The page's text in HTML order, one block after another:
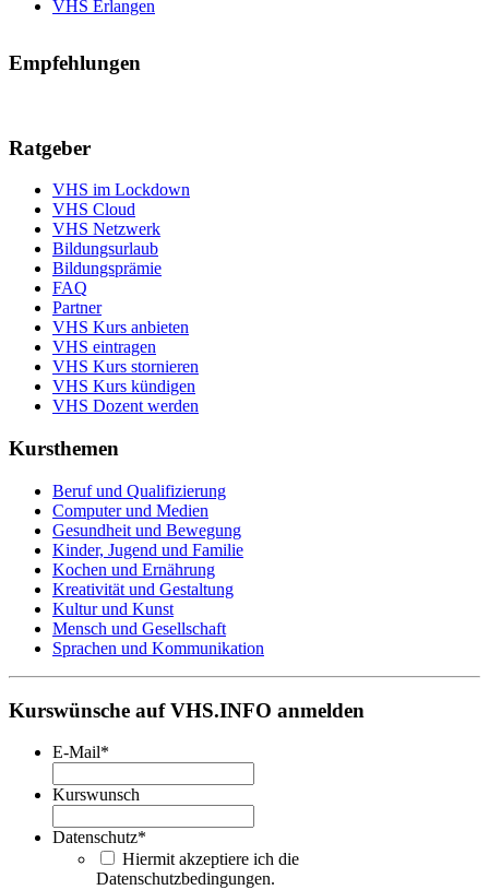
VHS Erlangen
Empfehlungen
Ratgeber
VHS im Lockdown
VHS Cloud
VHS Netzwerk
Bildungsurlaub
Bildungsprämie
FAQ
Partner
VHS Kurs anbieten
VHS eintragen
VHS Kurs stornieren
VHS Kurs kündigen
VHS Dozent werden
Kursthemen
Beruf und Qualifizierung
Computer und Medien
Gesundheit und Bewegung
Kinder, Jugend und Familie
Kochen und Ernährung
Kreativität und Gestaltung
Kultur und Kunst
Mensch und Gesellschaft
Sprachen und Kommunikation
Kurswünsche auf VHS.INFO anmelden
E-Mail*
Kurswunsch
Datenschutz*
Hiermit akzeptiere ich die
Datenschutzbedingungen.